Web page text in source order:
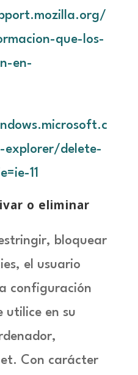
que-los-
en-
delete-
11
o eliminar
bloquear
el usuario
configuración
utilice en su
Con carácter